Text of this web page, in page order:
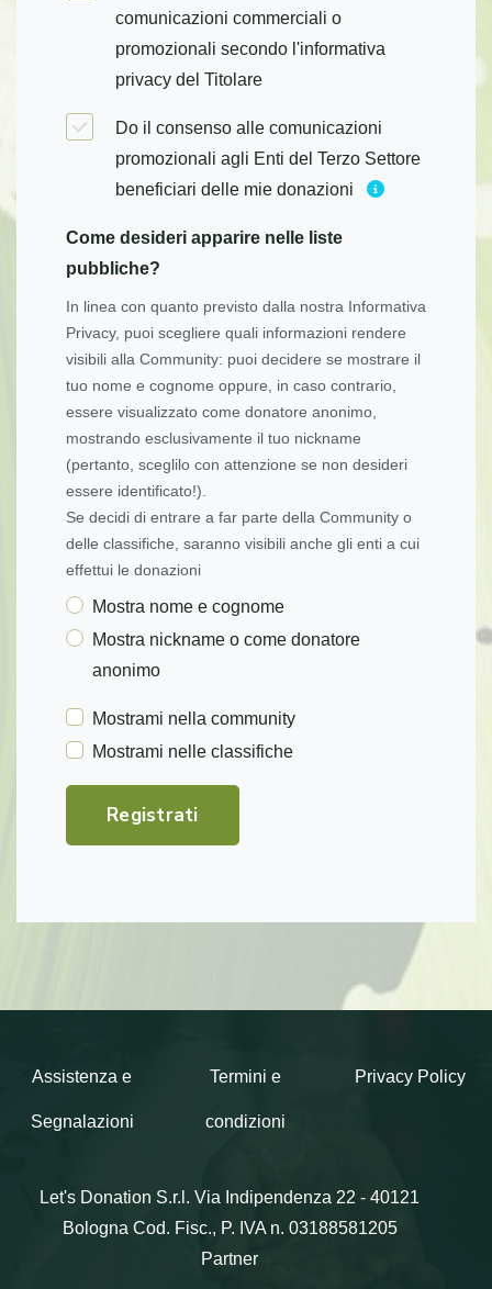
comunicazioni commerciali o
promozionali secondo l'informativa
privacy del Titolare
Do il consenso alle comunicazioni
promozionali agli Enti del Terzo Settore
beneficiari delle mie donazioni
Come desideri apparire nelle liste
pubbliche?
In linea con quanto previsto dalla nostra Informativa
Privacy, puoi scegliere quali informazioni rendere
visibili alla Community: puoi decidere se mostrare il
tuo nome e cognome oppure, in caso contrario,
essere visualizzato come donatore anonimo,
mostrando esclusivamente il tuo nickname
(pertanto, sceglilo con attenzione se non desideri
essere identificato!).
Se decidi di entrare a far parte della Community o
delle classifiche, saranno visibili anche gli enti a cui
effettui le donazioni
Mostra nome e cognome
Mostra nickname o come donatore
anonimo
Mostrami nella community
Mostrami nelle classifiche
Registrati
Assistenza e
Segnalazioni
Termini e
condizioni
Privacy Policy
Let's Donation S.r.l. Via Indipendenza 22 - 40121
Bologna Cod. Fisc., P. IVA n. 03188581205
Partner